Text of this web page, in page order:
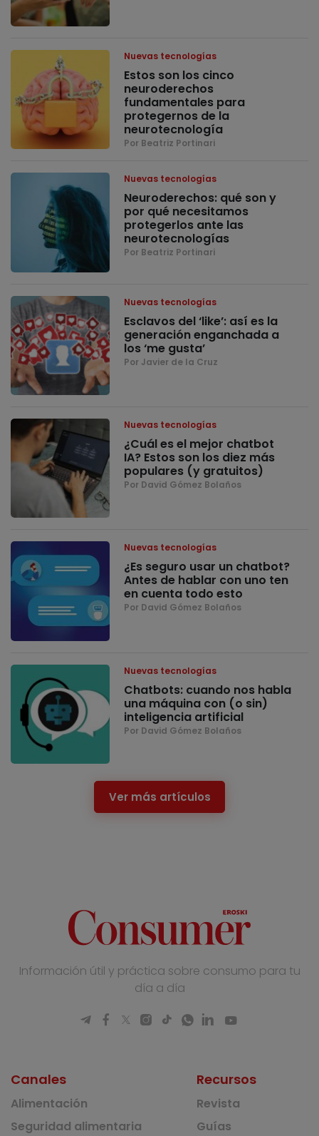
Nuevas tecnologías
Estos son los cinco
neuroderechos
fundamentales para
protegernos de la
neurotecnología
Por Beatriz Portinari
Nuevas tecnologías
Neuroderechos: qué son y
por qué necesitamos
protegerlos ante las
neurotecnologías
Por Beatriz Portinari
Nuevas tecnologías
Esclavos del ‘like’: así es la
generación enganchada a
los ‘me gusta’
Por Javier de la Cruz
Nuevas tecnologías
¿Cuál es el mejor chatbot
IA? Estos son los diez más
populares (y gratuitos)
Por David Gómez Bolaños
Nuevas tecnologías
¿Es seguro usar un chatbot?
Antes de hablar con uno ten
en cuenta todo esto
Por David Gómez Bolaños
Nuevas tecnologías
Chatbots: cuando nos habla
una máquina con (o sin)
inteligencia artificial
Por David Gómez Bolaños
Ver más artículos
Información útil y práctica sobre consumo para tu
día a día
Canales
Alimentación
Seguridad alimentaria
Recursos
Revista
Guías